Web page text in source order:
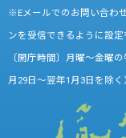
※Eメールでのお問い合わ
ンを受信できるように設定
〔開庁時間〕月曜～金曜
月29日～翌年1月3日を除く